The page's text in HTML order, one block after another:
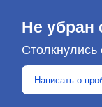
Не убран
Написать о